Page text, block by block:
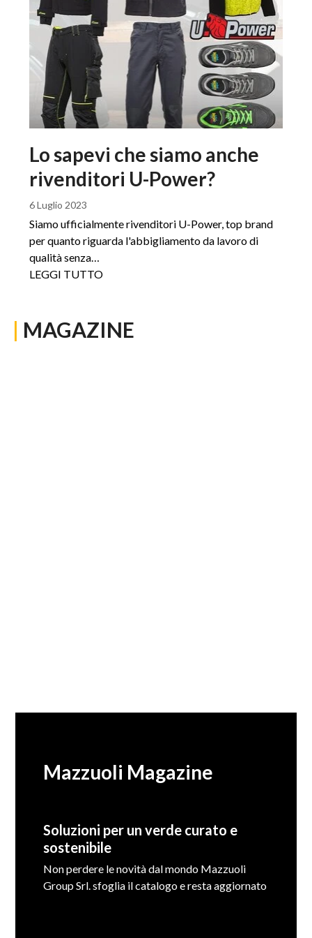
Lo sapevi che siamo anche
rivenditori U-Power?
6 Luglio 2023
Siamo ufficialmente rivenditori U-Power, top brand
per quanto riguarda l'abbigliamento da lavoro di
qualità senza…
LEGGI TUTTO
| MAGAZINE
Mazzuoli Magazine
Soluzioni per un verde curato e
sostenibile
Non perdere le novità dal mondo Mazzuoli
Group Srl. sfoglia il catalogo e resta aggiornato